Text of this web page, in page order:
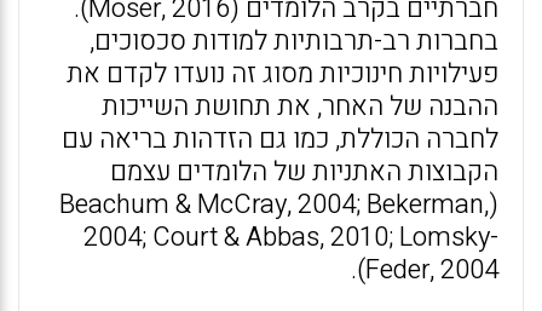
חברתיים בקרב הלומדים (Moser, 2016).
בחברות רב-תרבותיות למודות סכסוכים,
פעילויות חינוכיות מסוג זה נועדו לקדם את
ההבנה של האחר, את תחושת השייכות
לחברה הכוללת, כמו גם הזדהות בריאה עם
הקבוצות האתניות של הלומדים עצמם
(Beachum & McCray, 2004; Bekerman,
2004; Court & Abbas, 2010; Lomsky-
Feder, 2004).